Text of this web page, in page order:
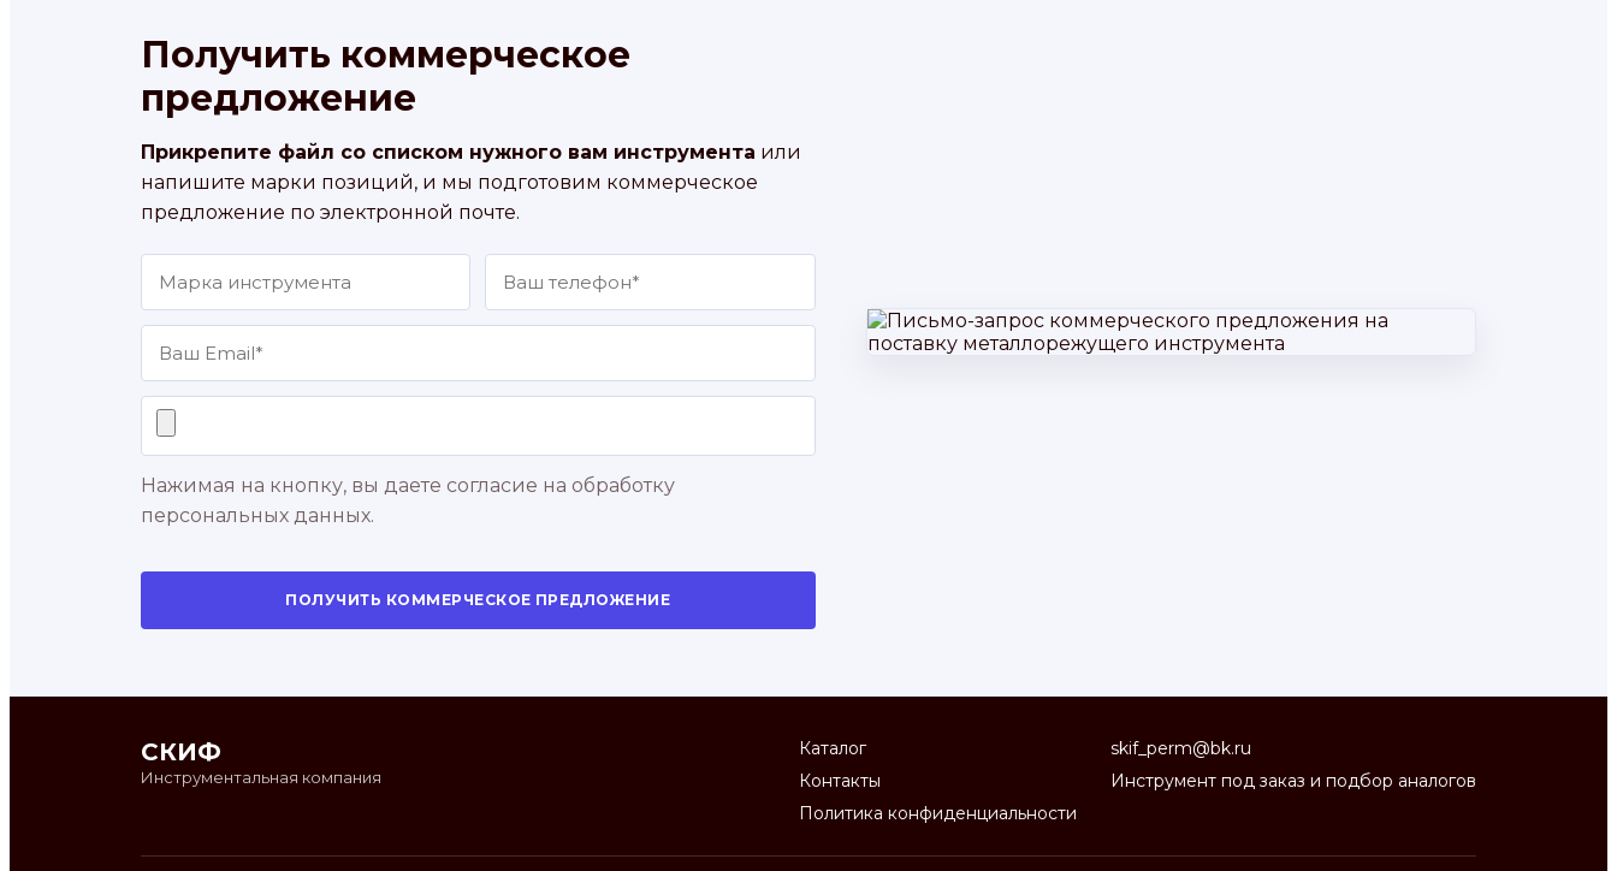
Получить коммерческое
предложение
Прикрепите файл со списком нужного вам инструмента или
напишите марки позиций, и мы подготовим коммерческое
предложение по электронной почте.
Нажимая на кнопку, вы даете согласие на обработку
персональных данных.
ПОЛУЧИТЬ КОММЕРЧЕСКОЕ ПРЕДЛОЖЕНИЕ
СКИФ
Инструментальная компания
Каталог
Контакты
Политика конфиденциальности
skif_perm@bk.ru
Инструмент под заказ и подбор аналогов